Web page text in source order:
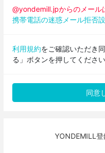
@yondemill.jpからのメール
携帯電話の迷惑メール拒否
利用規約をご確認いただき
る」ボタンを押してください
YONDEMILL